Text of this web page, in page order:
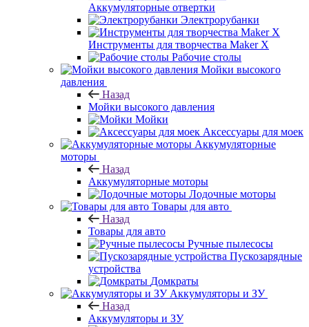
Аккумуляторные отвертки
Электрорубанки
Инструменты для творчества Maker X
Рабочие столы
Мойки высокого
давления
Назад
Мойки высокого давления
Мойки
Аксессуары для моек
Аккумуляторные
моторы
Назад
Аккумуляторные моторы
Лодочные моторы
Товары для авто
Назад
Товары для авто
Ручные пылесосы
Пускозарядные
устройства
Домкраты
Аккумуляторы и ЗУ
Назад
Аккумуляторы и ЗУ